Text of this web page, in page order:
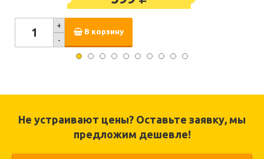
+
-
В корзину
Не устраивают цены? Оставьте заявку, мы
предложим дешевле!